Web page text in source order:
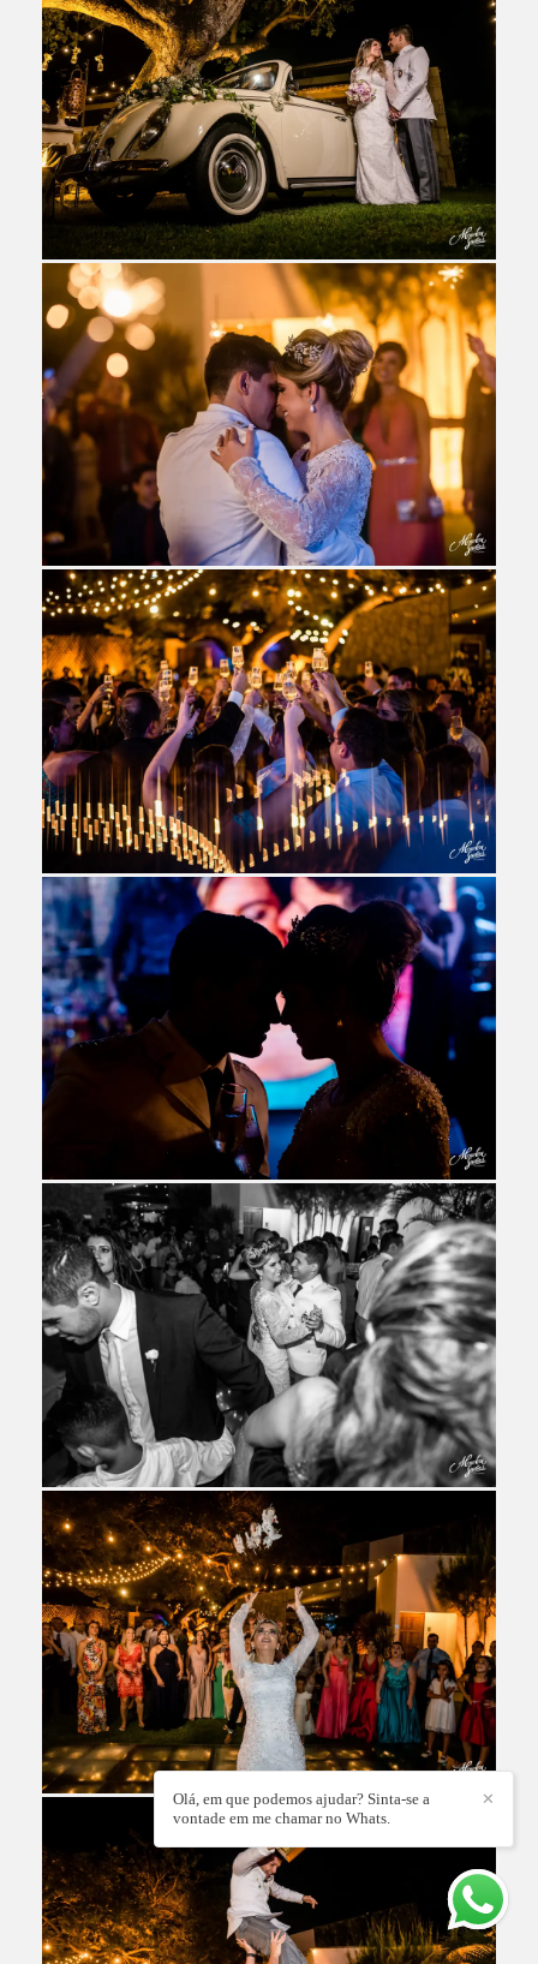
✕
Olá, em que podemos ajudar? Sinta-se a
vontade em me chamar no Whats.